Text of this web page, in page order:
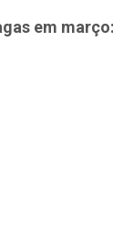
em março: